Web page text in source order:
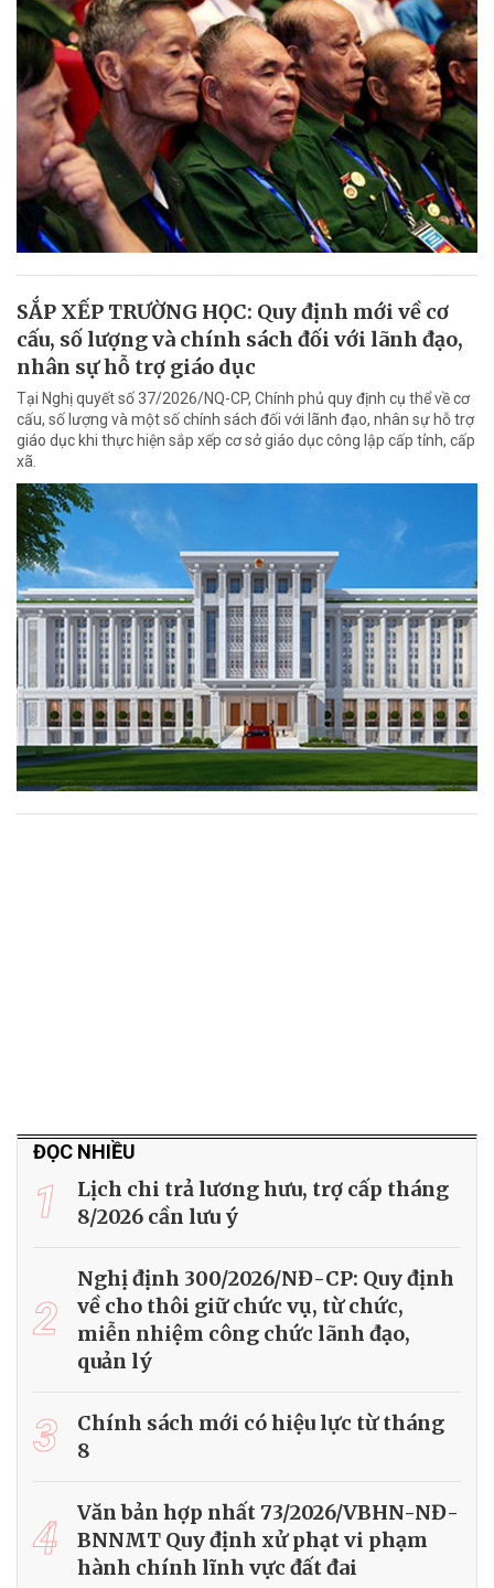
SẮP XẾP TRƯỜNG HỌC: Quy định mới về cơ
cấu, số lượng và chính sách đối với lãnh đạo,
nhân sự hỗ trợ giáo dục
Tại Nghị quyết số 37/2026/NQ-CP, Chính phủ quy định cụ thể về cơ
cấu, số lượng và một số chính sách đối với lãnh đạo, nhân sự hỗ trợ
giáo dục khi thực hiện sắp xếp cơ sở giáo dục công lập cấp tỉnh, cấp
xã.
ĐỌC NHIỀU
1
Lịch chi trả lương hưu, trợ cấp tháng
8/2026 cần lưu ý
2
Nghị định 300/2026/NĐ-CP: Quy định
về cho thôi giữ chức vụ, từ chức,
miễn nhiệm công chức lãnh đạo,
quản lý
3
Chính sách mới có hiệu lực từ tháng
8
4
Văn bản hợp nhất 73/2026/VBHN-NĐ-
BNNMT Quy định xử phạt vi phạm
hành chính lĩnh vực đất đai